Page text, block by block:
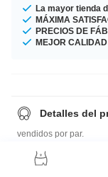
La mayor tienda
MÁXIMA
PRECIOS DE
MEJOR CALIDAD
Detalles del
vendidos por par.